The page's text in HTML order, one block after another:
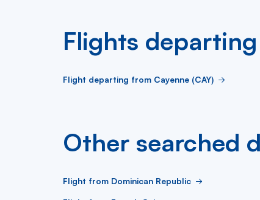
Flights
Flight departing from Cayenne (CAY)
Other searched
Flight from Dominican Republic